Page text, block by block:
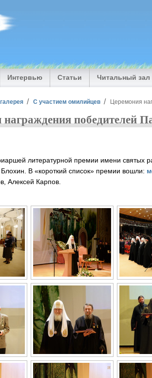
Интервью Статьи Читальный зал
С участием омилийцев Церемония
победителей
литературной премии имени святых
В «короткий список» премии вошли:
Алексей Карпов.